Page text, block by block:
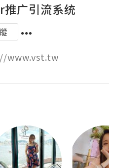
广引流系统
www.vst.tw